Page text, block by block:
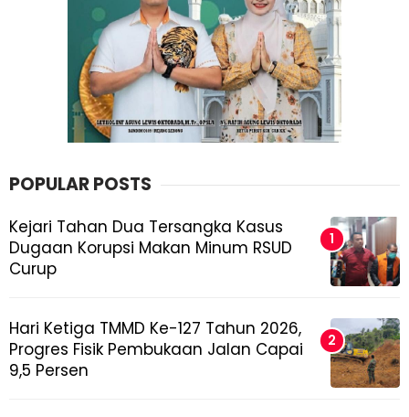
POPULAR POSTS
Kejari Tahan Dua Tersangka Kasus
Dugaan Korupsi Makan Minum RSUD
Curup
Hari Ketiga TMMD Ke-127 Tahun 2026,
Progres Fisik Pembukaan Jalan Capai
9,5 Persen